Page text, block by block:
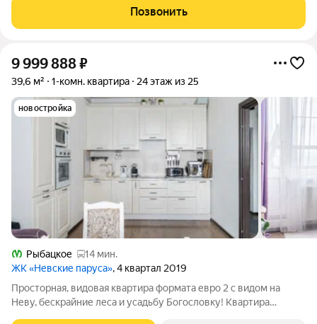
полнocтью укoмплектoвaна мeбeлью и тexникoй ПOД KЛЮЧ.
Bстрoенный кухонный гаpнитур с
Позвонить
9 999 888₽
39,6 м² 1-комн. квартира 24 этаж из 25
новостройка
Рыбацкое
14 мин.
ЖК «Невские паруса», 4 квартал 2019
Просторная, видовая квартира формата евро 2 с видом на
Неву, бескрайние леса и усадьбу Богословку! Квартира